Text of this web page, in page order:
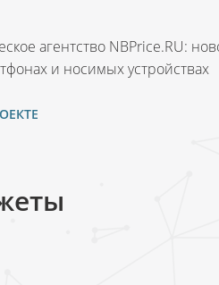
агентство NBPrice.RU:
и носимых устройствах